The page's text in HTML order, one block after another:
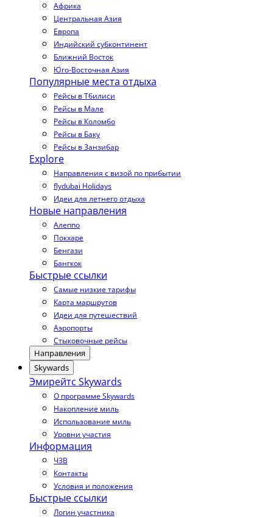
Африка
Центральная Азия
Европа
Индийский субконтинент
Ближний Восток
Юго-Восточная Азия
Популярные места отдыха
Рейсы в Тбилиси
Рейсы в Мале
Рейсы в Коломбо
Рейсы в Баку
Рейсы в Занзибар
Explore
Направления с визой по прибытии
flydubai Holidays
Идеи для летнего отдыха
Новые направления
Алеппо
Покхаре
Бенгази
Бангкок
Быстрые ссылки
Самые низкие тарифы
Карта маршрутов
Идеи для путешествий
Аэропорты
Стыковочные рейсы
Направления
Skywards
Эмирейтс Skywards
О программе Skywards
Накопление миль
Использование миль
Уровни участия
Информация
ЧЗВ
Контакты
Условия и положения
Быстрые ссылки
Логин участника